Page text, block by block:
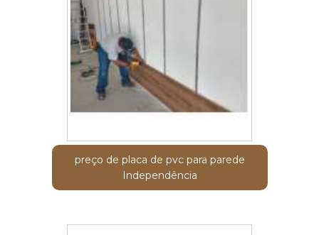
preço de placa de pvc para parede
Independência